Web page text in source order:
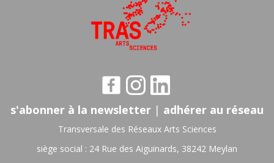
s'abonner à la newsletter | adhérer au réseau
Transversale des Réseaux Arts Sciences
siège social : 24 Rue des Aiguinards, 38242 Meylan